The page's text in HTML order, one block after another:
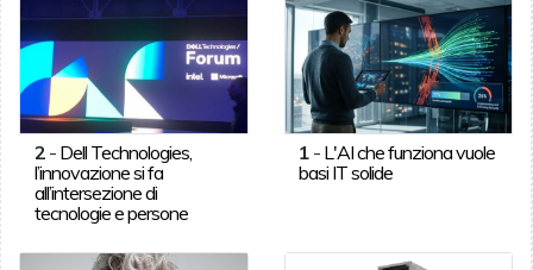
2- Dell Technologies,
l’innovazione si fa
all’intersezione di
tecnologie e persone
1 - L'AI che funziona vuole
basi IT solide